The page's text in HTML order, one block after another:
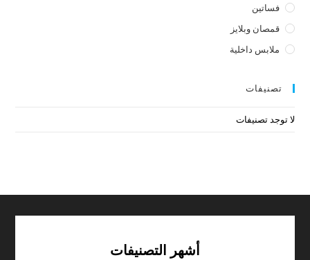
فساتين
قمصان وبلايز
ملابس داخلية
تصنيفات
لا توجد تصنيفات
أشهر التصنيفات